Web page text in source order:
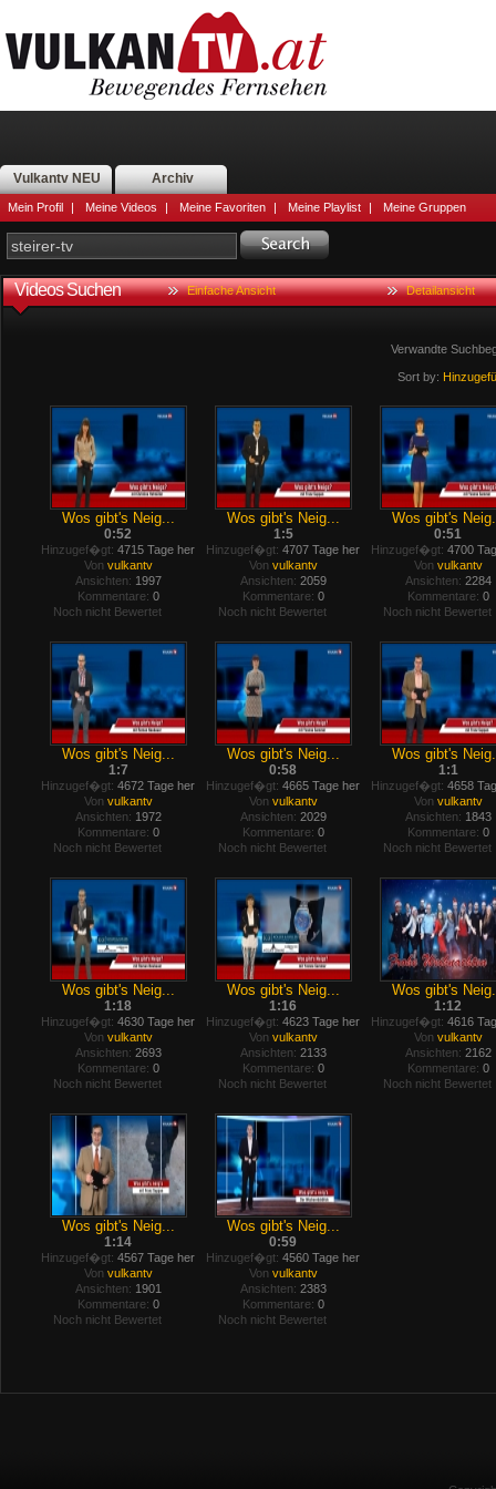
Vulkantv NEU Archiv
Mein Profil | Meine Videos | Meine Favoriten | Meine Playlist | Meine Gruppen
Videos Suchen Einfache Ansicht Detailansicht
Verwandte
Sort by:
Wos gibt's Neig...
0:52
Hinzugef�gt: 4715 Tage her
Von vulkantv
Ansichten: 1997
Kommentare: 0
Noch nicht Bewertet
Wos gibt's Neig...
1:5
Hinzugef�gt: 4707 Tage her
Von vulkantv
Ansichten: 2059
Kommentare: 0
Noch nicht Bewertet
Wos gibt's
0:51
Hinzugef�gt: 4700
Von vulkantv
Ansichten: 2284
Kommentare: 0
Noch nicht Bewertet
Wos gibt's Neig...
1:7
Hinzugef�gt: 4672 Tage her
Von vulkantv
Ansichten: 1972
Kommentare: 0
Noch nicht Bewertet
Wos gibt's Neig...
0:58
Hinzugef�gt: 4665 Tage her
Von vulkantv
Ansichten: 2029
Kommentare: 0
Noch nicht Bewertet
Wos gibt's
1:1
Hinzugef�gt: 4658
Von vulkantv
Ansichten: 1843
Kommentare: 0
Noch nicht Bewertet
Wos gibt's Neig...
1:18
Hinzugef�gt: 4630 Tage her
Von vulkantv
Ansichten: 2693
Kommentare: 0
Noch nicht Bewertet
Wos gibt's Neig...
1:16
Hinzugef�gt: 4623 Tage her
Von vulkantv
Ansichten: 2133
Kommentare: 0
Noch nicht Bewertet
Wos gibt's
1:12
Hinzugef�gt: 4616
Von vulkantv
Ansichten: 2162
Kommentare: 0
Noch nicht Bewertet
Wos gibt's Neig...
1:14
Hinzugef�gt: 4567 Tage her
Von vulkantv
Ansichten: 1901
Kommentare: 0
Noch nicht Bewertet
Wos gibt's Neig...
0:59
Hinzugef�gt: 4560 Tage her
Von vulkantv
Ansichten: 2383
Kommentare: 0
Noch nicht Bewertet